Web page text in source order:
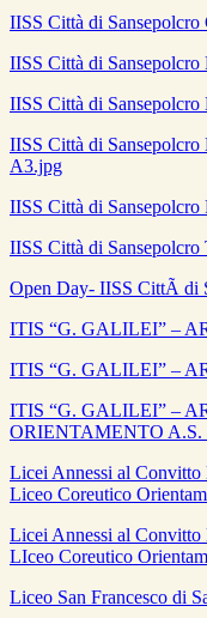
IISS Città di Sansepolcro
IISS Città di Sansepolcro
IISS Città di
IISS Città di
A3.jpg
IISS Città di Sansepolcro
IISS Città di Sansepolcro
Open Day- IISS CittÃ di
ITIS “G. GALILEI” –
ITIS “G. GALILEI” –
ITIS “G. GALILEI” –
ORIENTAMENTO A.S.
Licei Annessi al
Liceo Coreutico
Licei Annessi al
LIceo Coreutico
Liceo San Francesco di